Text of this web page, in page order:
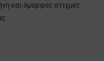
και όμορφες στιγμές